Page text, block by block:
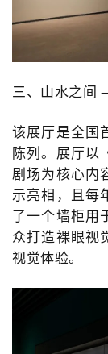
三、山水之间
该展厅是全国
陈列。 展厅以
剧场为核心内
示亮相，且每
了一个墙柜用
众打造裸眼视
视觉体验。